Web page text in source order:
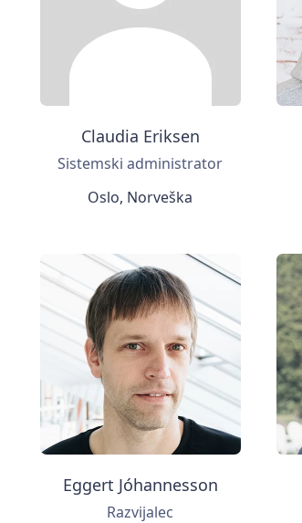
Claudia Eriksen
Sistemski administrator
Oslo, Norveška
Eggert Jóhannesson
Razvijalec